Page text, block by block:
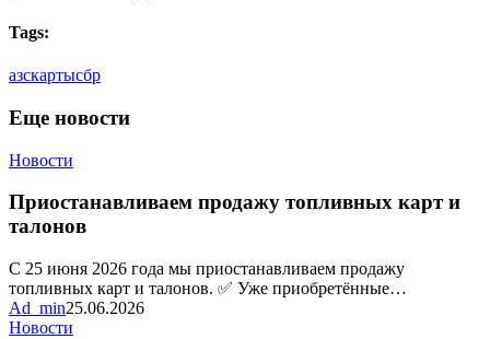
Tags:
азскартысбр
Еще новости
Новости
топливных
и
Приостанавливаем продажу топливных карт и
талонов
С 25 июня 2026 года мы приостанавливаем продажу
топливных карт и талонов. ✅ Уже приобретённые…
Ad_min25.06.2026
Новости